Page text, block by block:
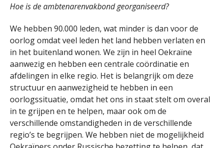
Hoe is de ambtenarenvakbond georganiseerd?
We hebben 90.000 leden, wat minder is dan voor de
oorlog omdat veel leden het land hebben verlaten en
in het buitenland wonen. We zijn in heel Oekraïne
aanwezig en hebben een centrale coördinatie en
afdelingen in elke regio. Het is belangrijk om deze
structuur en aanwezigheid te hebben in een
oorlogssituatie, omdat het ons in staat stelt om overal
in te grijpen en te helpen, maar ook om de
verschillende omstandigheden in de verschillende
regio’s te begrijpen. We hebben niet de mogelijkheid